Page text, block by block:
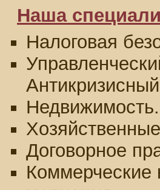
Наша
Налоговая
Договорное
Коммерческие